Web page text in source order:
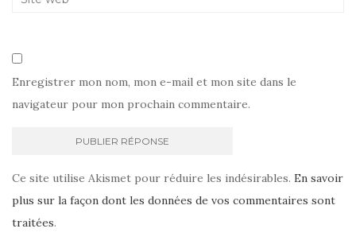
Enregistrer mon nom, mon e-mail et mon site dans le
navigateur pour mon prochain commentaire.
Ce site utilise Akismet pour réduire les indésirables. En savoir
plus sur la façon dont les données de vos commentaires sont
traitées.